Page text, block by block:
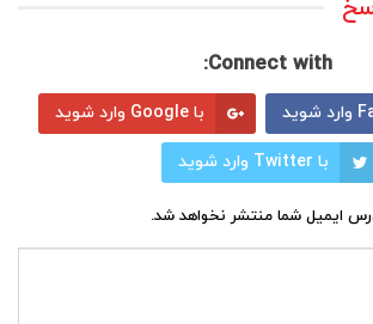
Connect with:
با Google وارد شوید
با Twitter وارد شوید
ایمیل شما منتشر نخواهد شد.